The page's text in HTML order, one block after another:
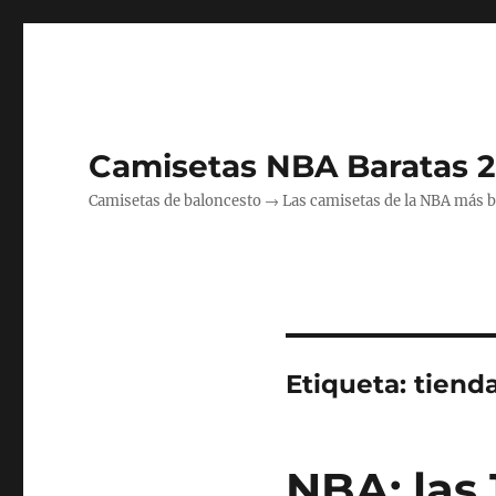
Camisetas NBA Baratas
Camisetas de baloncesto → Las camisetas de la NBA más
Etiqueta: